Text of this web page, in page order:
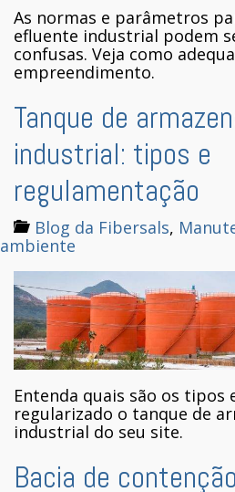
As normas e parâmetros
efluente industrial podem
confusas. Veja como
empreendimento.
Tanque de
industrial: tipos e
regulamentação
Blog da Fibersals,
ambiente
Entenda quais são os tipos
regularizado o tanque de
industrial do seu site.
Bacia de